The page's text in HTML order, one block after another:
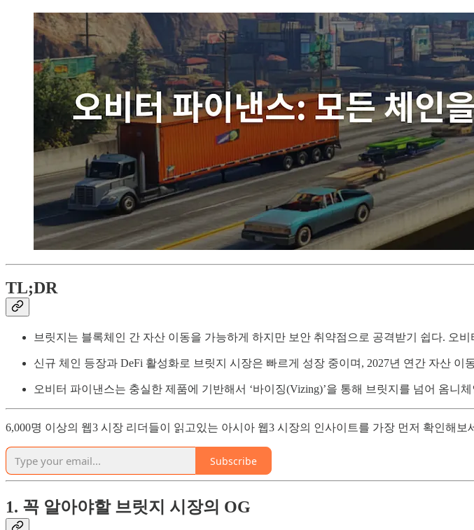
TL;DR
브릿지는 블록체인 간 자산 이동을 가능하게 하지만 보안 취약점으로 공격받기 쉽다. 오
신규 체인 등장과 DeFi 활성화로 브릿지 시장은 빠르게 성장 중이며, 2027년 연간 자산
오비터 파이낸스는 충실한 제품에 기반해서 ‘바이징(Vizing)’을 통해 브릿지를 넘어 옴니
6,000명 이상의 웹3 시장 리더들이 읽고있는 아시아 웹3 시장의 인사이트를 가장 먼저 확인해보
Subscribe
1. 꼭 알아야할 브릿지 시장의 OG